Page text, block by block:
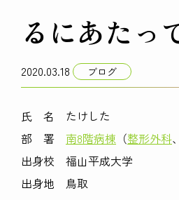
るにあたっ
2020.03.18 ブログ
氏 名 たけした
部 署 南8階病棟 （整形外科、
出身校 福山平成大学
出身地 鳥取